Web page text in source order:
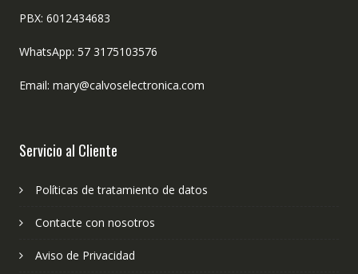
PBX: 6012434683
WhatsApp: 57 3175103576
Email: mary@calvoselectronica.com
Servicio al Cliente
Políticas de tratamiento de datos
Contacte con nosotros
Aviso de Privacidad